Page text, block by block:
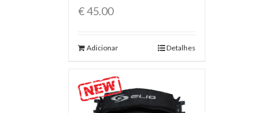
€45.00
Adicionar Detalhes